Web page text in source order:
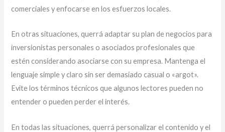
comerciales y enfocarse en los esfuerzos locales.
En otras situaciones, querrá adaptar su plan de negocios para
inversionistas personales o asociados profesionales que
estén considerando asociarse con su empresa. Mantenga el
lenguaje simple y claro sin ser demasiado casual o «argot».
Evite los términos técnicos que algunos lectores pueden no
entender o pueden perder el interés.
En todas las situaciones, querrá personalizar el contenido y el